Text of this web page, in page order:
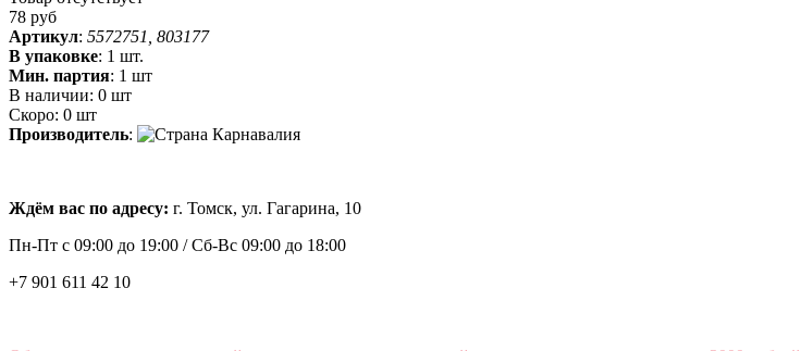
78 руб
Артикул: 5572751, 803177
В упаковке: 1 шт.
Мин. партия: 1 шт
В наличии: 0 шт
Скоро: 0 шт
Производитель:
Ждём вас по адресу: г. Томск, ул. Гагарина, 10
Пн-Пт с 09:00 до 19:00 /Сб-Вс 09:00 до 18:00
+7 901 611 42 10